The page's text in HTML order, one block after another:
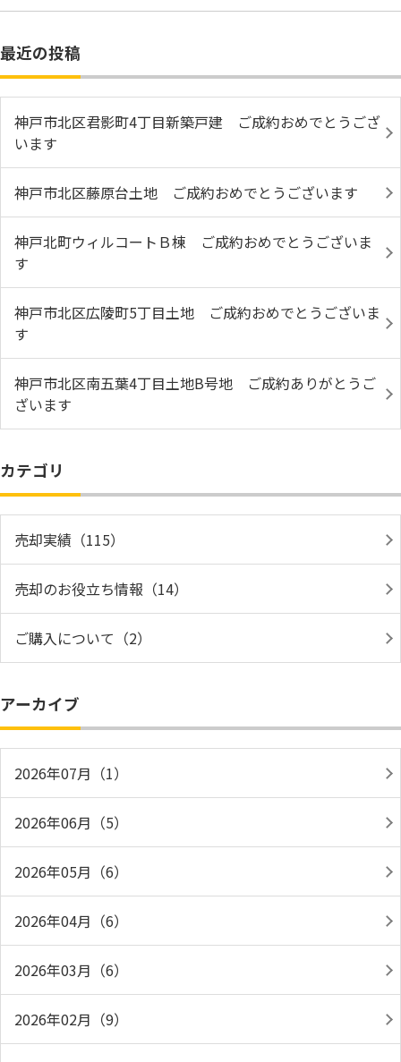
最近の投稿
神戸市北区君影町4丁目新築戸建 ご成約おめでとうござ
います
神戸市北区藤原台土地 ご成約おめでとうございます
神戸北町ウィルコートＢ棟 ご成約おめでとうございま
す
神戸市北区広陵町5丁目土地 ご成約おめでとうございま
す
神戸市北区南五葉4丁目土地B号地 ご成約ありがとうご
ざいます
カテゴリ
売却実績（115）
売却のお役立ち情報（14）
ご購入について（2）
アーカイブ
2026年07月（1）
2026年06月（5）
2026年05月（6）
2026年04月（6）
2026年03月（6）
2026年02月（9）